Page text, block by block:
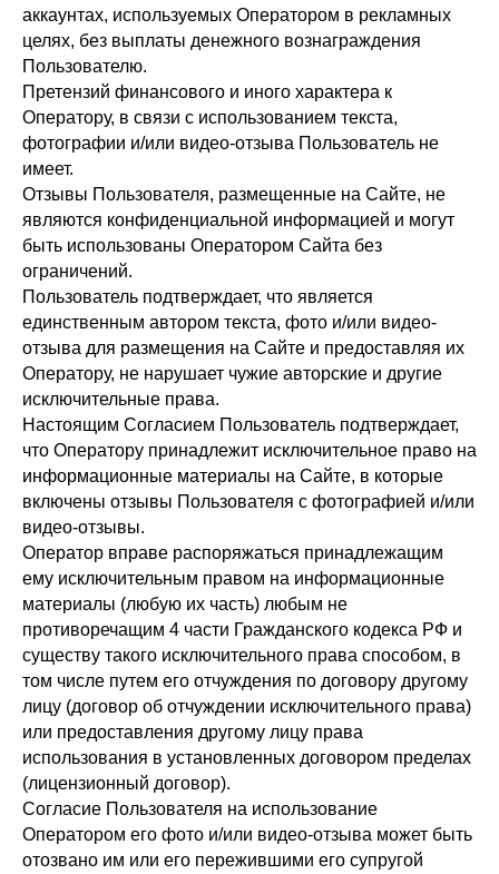
аккаунтах, используемых Оператором в рекламных
целях, без выплаты денежного вознаграждения
Пользователю.
Претензий финансового и иного характера к
Оператору, в связи с использованием текста,
фотографии и/или видео-отзыва Пользователь не
имеет.
Отзывы Пользователя, размещенные на Сайте, не
являются конфиденциальной информацией и могут
быть использованы Оператором Сайта без
ограничений.
Пользователь подтверждает, что является
единственным автором текста, фото и/или видео-
отзыва для размещения на Сайте и предоставляя их
Оператору, не нарушает чужие авторские и другие
исключительные права.
Настоящим Согласием Пользователь подтверждает,
что Оператору принадлежит исключительное право на
информационные материалы на Сайте, в которые
включены отзывы Пользователя с фотографией и/или
видео-отзывы.
Оператор вправе распоряжаться принадлежащим
ему исключительным правом на информационные
материалы (любую их часть) любым не
противоречащим 4 части Гражданского кодекса РФ и
существу такого исключительного права способом, в
том числе путем его отчуждения по договору другому
лицу (договор об отчуждении исключительного права)
или предоставления другому лицу права
использования в установленных договором пределах
(лицензионный договор).
Согласие Пользователя на использование
Оператором его фото и/или видео-отзыва может быть
отозвано им или его пережившими его супругой